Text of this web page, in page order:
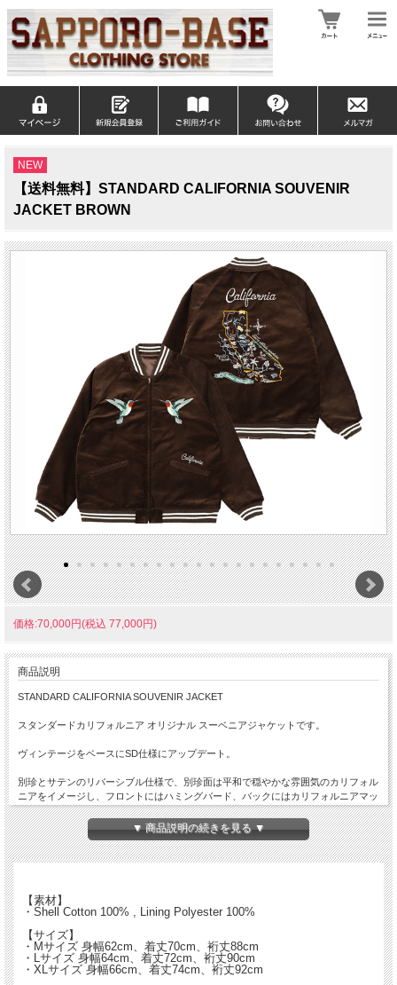
NEW
【送料無料】STANDARD CALIFORNIA SOUVENIR
JACKET BROWN
価格:70,000円(税込 77,000円)
商品説明
STANDARD CALIFORNIA SOUVENIR JACKET
スタンダードカリフォルニア オリジナル スーベニアジャケットです。
ヴィンテージをベースにSD仕様にアップデート。
別珍とサテンのリバーシブル仕様で、別珍面は平和で穏やかな雰囲気のカリフォル
ニアをイメージし、フロントにはハミングバード、バックにはカリフォルニアマッ
プを刺繍。
サテン面はスポーツの盛んなカリフォルニアをイメージしたスタジャン仕様で、
SDロゴパッチ刺繍にて仕上げています。
ン”。
▼ 商品説明の続きを見る ▼
【素材】
・Shell Cotton 100% , Lining Polyester 100%
【サイズ】
・Mサイズ 身幅62cm、着丈70cm、裄丈88cm
・Lサイズ 身幅64cm、着丈72cm、裄丈90cm
・XLサイズ 身幅66cm、着丈74cm、裄丈92cm